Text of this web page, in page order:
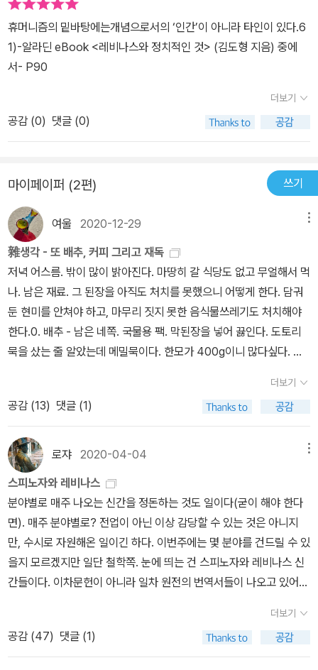
심으로 하는 그의 패러다임은 고립된 주체 모델과 완전히 다르다. 자
유주의가 상호성과 그 형식상의 평등성을 주장하는 데 반해, 레비나
스는 비대칭성 및 나에 대한 타자의 우위를 이야기한다. 레비나스는
‘타자에 대한 책임으로서의 정의’라는 자신의 독특한 정의관을 표명
다시 말해 타자의 호소와 나의 책임이라는 대화적 상황을 지시한다는
의 관점을 윤리를 앞세운 관계론적 관점에서 비판하는 데 있다. 자유
주의적 정의 이론이 본연적인 나의 권리를 요구하고 그럼으로써 발생
하는 다수의 ‘나들’의 권리를 공정하게 중재하는 데서 성립한다면, 레
비나스의 정의 이론은 타인의 호소에서 정의의 근원적 의미를 발견한
다. 레비나스의 강조점은 정의와 법적 시스템을 구분한다는 데, 정의
는 형식적인 합법성 이상의 것을 요구한다는 데 있다. 레비나스 정의
론의 특색은 타인에 대한 책임으로부터 정의의 요구가 발생한다는
점, 나아가 정치의 보편성의 영역 밑에 타인에 대한 책임이 이미 성립
해 있다는 점을 내세운다는 데에 있다. 이럴 때 정의는 단순한 필요성
에 의존하는 것이 아니라 타인에 대한 책임으로, 즉 타인의 고통에 대
타인이 처한 상황과 그의 처지가 내가 이미 차지하고 있는 자리와 필
연적으로 관련을 맺는다면, 이 정의로부터 나는 결코 사면될 수 없다.
우리는 타인의 부름에 응답해야 할 책임이 있으며, 어느 누구도 이 책
임에서 벗어날 수 없다. 우리가 타인의 부름을 무시하거나 거부할 수
는 있겠지만, 이것은 오히려 책임의 실재성을 확인시켜 줄 뿐이다. 인
권 ― 타자의 긴급하고 절박한 요구에 응답하기 레비나스는 근대 인
권 담론이 가능케 했던 인간 해방과 인간 평등에 대한 요구를 존중하
면서도, 현대의 관점에서 그것을 비판적으로 분석한다. 모든 인간은
동등한 권리의 소유자라는 평등 의식의 내면에는 자신의 권리 추구의
정당성을 인정받으려는 욕구가, 자기 자신을 소유하고 지배하려는
‘동일자의 제국주의’가 놓여 있다는 것이 그의 진단이다. 레비나스 인
인간, 더 정확히는 요구하고 명령하는 타자다. 레비나스는 “인간의 권
휴머니즘의 밑바탕에는개념으로서의 ‘인간’이 아니라 타인이 있다.6
1)-알라딘 eBook <레비나스와 정치적인 것> (김도형 지음) 중에
서- P90
더보기
공감 (0) 댓글 (0)
마이페이퍼 (2편) 쓰기
여울 2020-12-29
雜생각 - 또 배추, 커피 그리고 재독
저녁 어스름. 밖이 많이 밝아진다. 마땅히 갈 식당도 없고 무얼해서 먹
나. 남은 재료. 그 된장을 아직도 처치를 못했으니 어떻게 한다. 담궈
둔 현미를 안쳐야 하고, 마무리 짓지 못한 음식물쓰레기도 처치해야
한다.0. 배추 - 남은 네쪽. 국물용 팩. 막된장을 넣어 끓인다. 도토리
묵을 샀는 줄 알았는데 메밀묵이다. 한모가 400g이니 많다싶다. 절
추가루 약간해서 조물조물 무친다. 음 짜군. 끓는 물 조금 붓고 시식.
괜찮다. 그렇게 포만감있는 한끼.1. 커피 - 미뤄둔 개수대. 끓는 물을
붓고, 음식물쓰레기통에도 확인처리. 이것저것 윤이나게 박박. 나머
지 음식물도 마무리겸 쑥 비운다. 손잡이가 삐끗해서 참사가 일어날
뻔했지만 그래도 순탄하게 수습했다. 그래 이럴 땐 커피가 최고지. 다
이소에서 산 세트를 확인 겸 사용한 뒤 마지막 남은 필터 확인. 오오
생각보다 성능이 좋다. 킨타마니 아라비카 커피 향이 좋다.2. 재독 -
출근 길. 문득 <<시간과 타자>>라는 책이 생각 나서 책꽂이를 훑는
다. 어 이상해. 어디 있지. 여기 있어야 하는 데. 어쩌지. 스캔을 하다
보니 여기저기 산재해 있다. 읽었던 내용들이 다 지워진 것 같다. 뭘
까. 도대체 읽었던가 싶다. 그래. 맞아. 책들은 이렇게 몇 번을 지우는
것이지. 그렇게 지워진 이력에 살아 남아 올라오는 것들이 진짜야. 막
땅을 고룬 것이라고. 이렇게 안위를 해 본다. 그러다 몇 권의 책들을
더보기
공감 (13) 댓글 (1)
로쟈 2020-04-04
스피노자와 레비나스
분야별로 매주 나오는 신간을 정돈하는 것도 일이다(굳이 해야 한다
면). 매주 분야별로? 전업이 아닌 이상 감당할 수 있는 것은 아니지
만, 수시로 자원해온 일이긴 하다. 이번주에는 몇 분야를 건드릴 수 있
을지 모르겠지만 일단 철학쪽. 눈에 띄는 건 스피노자와 레비나스 신
간들이다. 이차문헌이 아니라 일차 원전의 번역서들이 나오고 있어서
지성교정론>(길)과 <정치론>이 새로 번역돼 나왔다. 주저 <에티카>
(<윤리학>)의 새 번역본은 언제 나오는지 모르겠지만, 그 준비가 무
르익어 가는 듯싶다. 물론 기존 번역본이 없는 건 아니지만, 번역에 대
더보기
공감 (47) 댓글 (1)